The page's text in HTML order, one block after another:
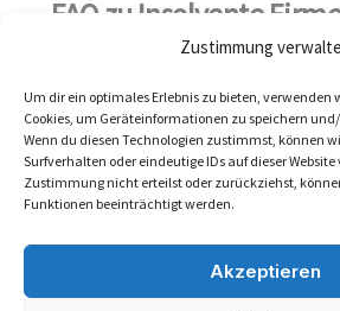
Zustimmung
Um dir ein optimales Erlebnis zu bieten, verwenden
Cookies, um Geräteinformationen zu speichern
Wenn du diesen Technologien zustimmst, können
Surfverhalten oder eindeutige IDs auf dieser
Zustimmung nicht erteilst oder zurückziehst,
Funktionen beeinträchtigt werden.
Akzeptieren
FAQ zu Insolvente
Aktualität, Trefferbewertung
Folgeaktionen.
Wie findet man insolvente